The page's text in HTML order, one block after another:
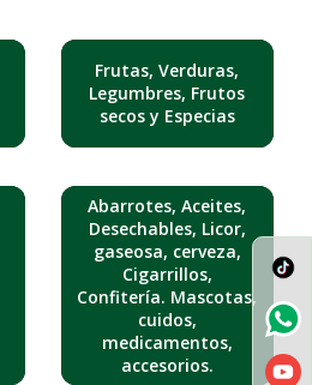
Frutas, Verduras,
Legumbres, Frutos
secos y Especias
Abarrotes, Aceites,
Desechables, Licor,
gaseosa, cerveza,
Cigarrillos,
Confitería. Mascotas,
cuidos,
medicamentos,
accesorios.